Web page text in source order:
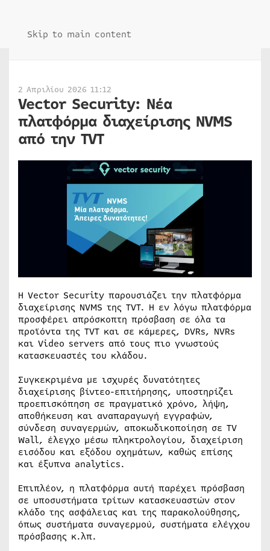
Skip to main content
2 Απριλίου 2026 11:12
Vector Security: Νέα
πλατφόρμα διαχείρισης NVMS
από την TVT
Η Vector Security παρουσιάζει την πλατφόρμα
διαχείρισης NVMS της TVT. Η εν λόγω πλατφόρμα
προσφέρει απρόσκοπτη πρόσβαση σε όλα τα
προϊόντα της TVT και σε κάμερες, DVRs, NVRs
και Video servers από τους πιο γνωστούς
κατασκευαστές του κλάδου.
Συγκεκριμένα με ισχυρές δυνατότητες
διαχείρισης βίντεο-επιτήρησης, υποστηρίζει
προεπισκόπηση σε πραγματικό χρόνο, λήψη,
αποθήκευση και αναπαραγωγή εγγραφών,
σύνδεση συναγερμών, αποκωδικοποίηση σε TV
Wall, έλεγχο μέσω πληκτρολογίου, διαχείριση
εισόδου και εξόδου οχημάτων, καθώς επίσης
και έξυπνα analytics.
Επιπλέον, η πλατφόρμα αυτή παρέχει πρόσβαση
σε υποσυστήματα τρίτων κατασκευαστών στον
κλάδο της ασφάλειας και της παρακολούθησης,
όπως συστήματα συναγερμού, συστήματα ελέγχου
πρόσβασης κ.λπ.